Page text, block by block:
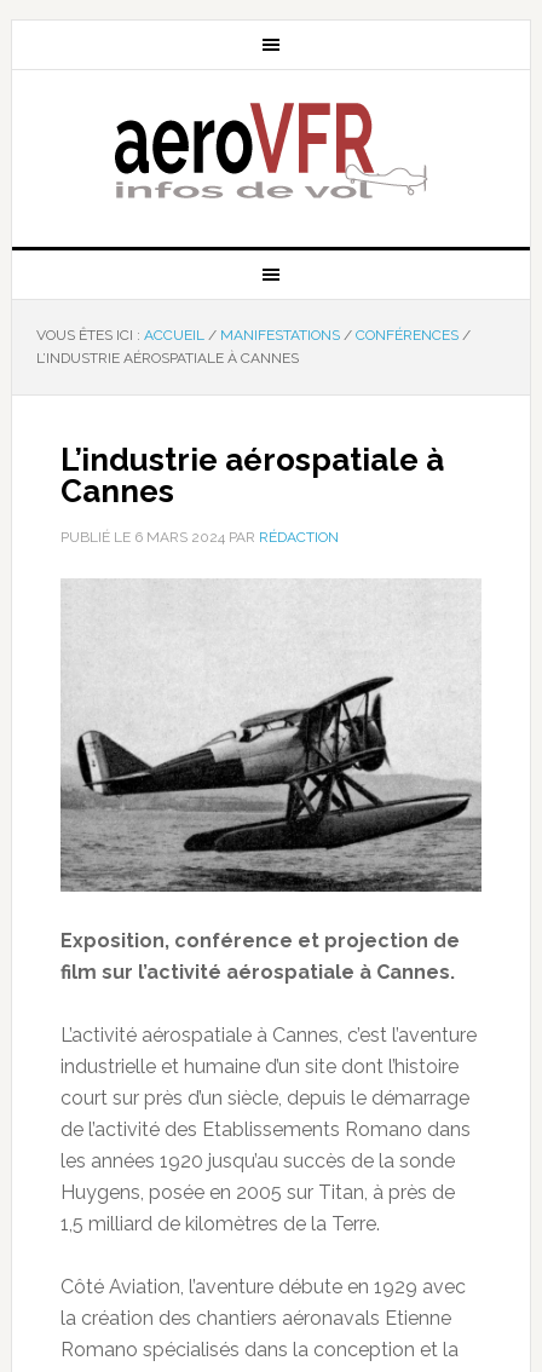
VOUS ÊTES ICI : ACCUEIL / MANIFESTATIONS / CONFÉRENCES /
L’INDUSTRIE AÉROSPATIALE À CANNES
L’industrie aérospatiale à
Cannes
PUBLIÉ LE 6 MARS 2024PAR RÉDACTION
Exposition, conférence et projection de
film sur l’activité aérospatiale à Cannes.
L’activité aérospatiale à Cannes, c’est l’aventure
industrielle et humaine d’un site dont l’histoire
court sur près d’un siècle, depuis le démarrage
de l’activité des Etablissements Romano dans
les années 1920 jusqu’au succès de la sonde
Huygens, posée en 2005 sur Titan, à près de
1,5 milliard de kilomètres de la Terre.
Côté Aviation, l’aventure débute en 1929 avec
la création des chantiers aéronavals Etienne
Romano spécialisés dans la conception et la